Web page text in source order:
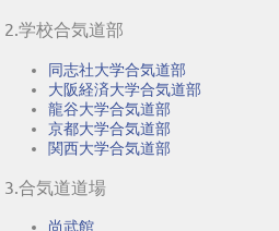
2.学校合気道部
同志社大学合気道部
大阪経済大学合気道部
龍谷大学合気道部
京都大学合気道部
関西大学合気道部
3.合気道道場
尚武館